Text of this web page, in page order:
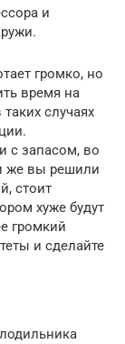
и
громко, но
время на
случаях
с запасом, во
же вы решили
стоит
хуже будут
громкий
и сделайте